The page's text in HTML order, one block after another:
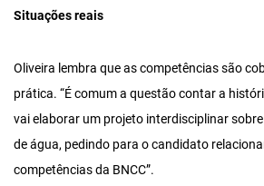
Situações reais
Oliveira lembra que as competências são
prática. “É comum a questão contar a
vai elaborar um projeto interdisciplinar
de água, pedindo para o candidato
competências da BNCC”.